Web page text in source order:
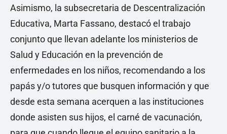
Asimismo, la subsecretaria de Descentralización
Educativa, Marta Fassano, destacó el trabajo
conjunto que llevan adelante los ministerios de
Salud y Educación en la prevención de
enfermedades en los niños, recomendando a los
papás y/o tutores que busquen información y que
desde esta semana acerquen a las instituciones
donde asisten sus hijos, el carné de vacunación,